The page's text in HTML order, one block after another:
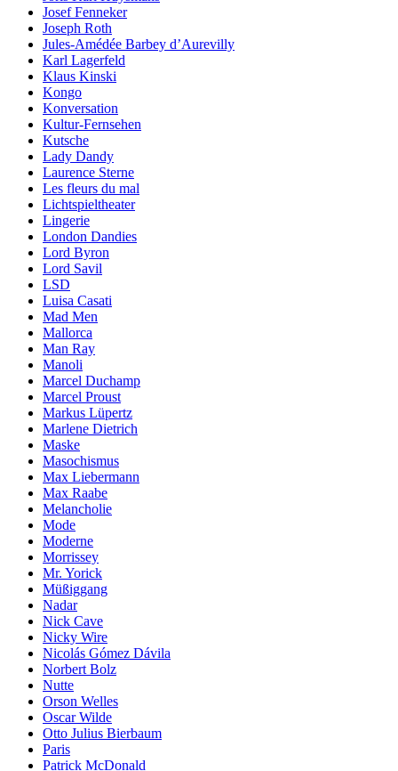
Josef Fenneker
Joseph Roth
Jules-Amédée Barbey d’Aurevilly
Karl Lagerfeld
Klaus Kinski
Kongo
Konversation
Kultur-Fernsehen
Kutsche
Lady Dandy
Laurence Sterne
Les fleurs du mal
Lichtspieltheater
Lingerie
London Dandies
Lord Byron
Lord Savil
LSD
Luisa Casati
Mad Men
Mallorca
Man Ray
Manoli
Marcel Duchamp
Marcel Proust
Markus Lüpertz
Marlene Dietrich
Maske
Masochismus
Max Liebermann
Max Raabe
Melancholie
Mode
Moderne
Morrissey
Mr. Yorick
Müßiggang
Nadar
Nick Cave
Nicky Wire
Nicolás Gómez Dávila
Norbert Bolz
Nutte
Orson Welles
Oscar Wilde
Otto Julius Bierbaum
Paris
Patrick McDonald